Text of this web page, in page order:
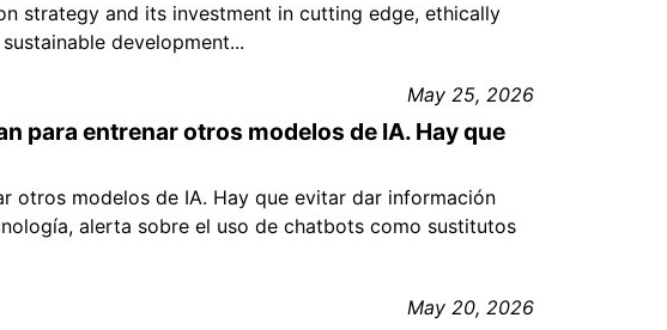
strategy and its investment in cutting edge, ethically
development...
May 25, 2026
para entrenar otros modelos de IA. Hay que
otros modelos de IA. Hay que evitar dar información
alerta sobre el uso de chatbots como sustitutos
May 20, 2026